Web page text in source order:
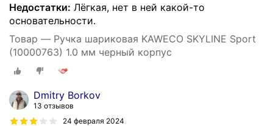
Недостатки: Лёгкая, нет в ней какой-то
основательности.
Товар — Ручка шариковая KAWECO SKYLINE Sport
(10000763) 1.0 мм черный корпус
Dmitry Borkov
13 отзывов
24 февраля 2024